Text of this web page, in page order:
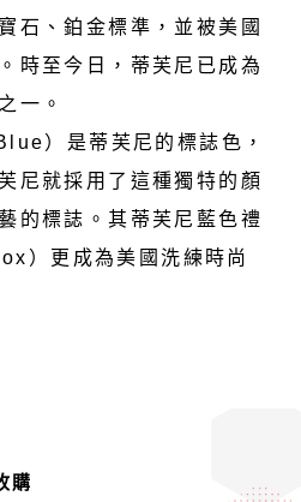
石、鉑金標準，並被美國
時至今日，蒂芙尼已成為
一。
）是蒂芙尼的標誌色，
尼就採用了這種獨特的顏
的標誌。其蒂芙尼藍色禮
）更成為美國洗練時尚
購